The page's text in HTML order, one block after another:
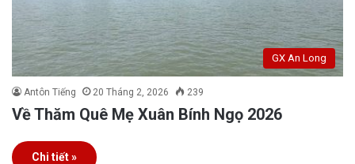
GX An Long
Antôn Tiếng 20 Tháng 2, 2026 239
Về Thăm Quê Mẹ Xuân Bính Ngọ 2026
Chi tiết »